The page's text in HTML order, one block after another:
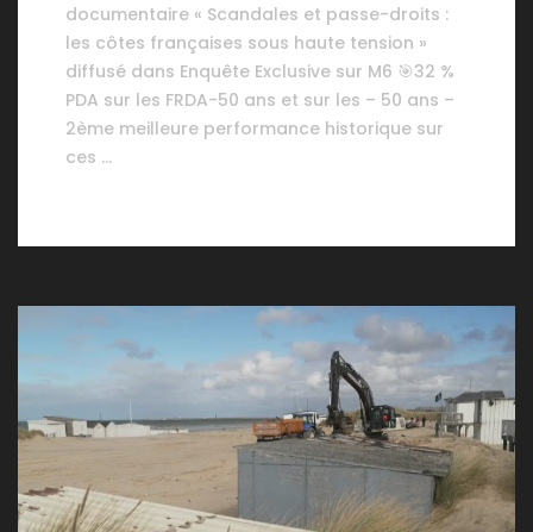
documentaire « Scandales et passe-droits :
les côtes françaises sous haute tension »
diffusé dans Enquête Exclusive sur M6 🎯32 %
PDA sur les FRDA-50 ans et sur les – 50 ans –
2ème meilleure performance historique sur
ces …